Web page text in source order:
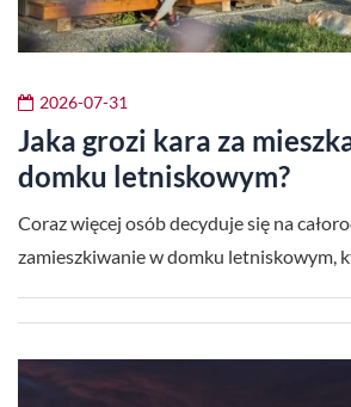
2026-07-31
Jaka grozi kara za
domku letniskowym?
Coraz więcej osób decyduje się na
zamieszkiwanie w domku letniskowym,